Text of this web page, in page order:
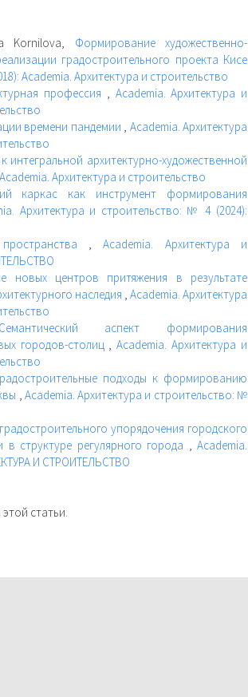
Kornilova, Формирование художественно-
градостроительного проекта Кисе
Academia. Архитектура и строительство
профессия , Academia. Архитектура и
времени пандемии , Academia. Архитектура
архитектурно-художественной
Архитектура и строительство
каркас как инструмент формирования
Архитектура и строительство: № 4 (2024):
,Academia. Архитектура и
новых центров притяжения в результате
наследия , Academia. Архитектура
Семантический аспект формирования
городов-столиц ,Academia. Архитектура и
подходы к формированию
, Academia. Архитектура и строительство: №
упорядочения городского
структуре регулярного города ,Academia.
И СТРОИТЕЛЬСТВО
этой статьи.